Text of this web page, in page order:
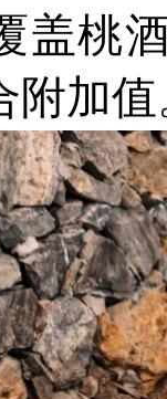
盖桃
附加